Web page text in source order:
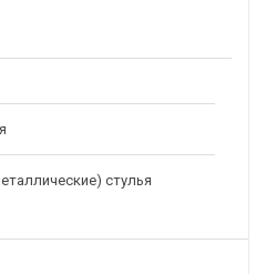
стулья